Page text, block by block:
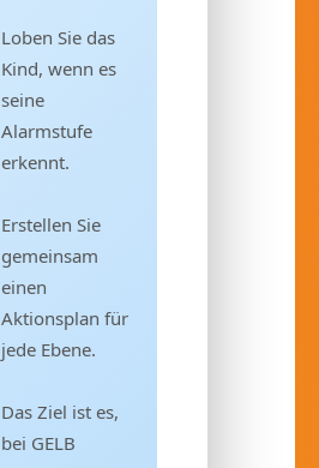
Loben Sie das
Kind, wenn es
seine
Alarmstufe
erkennt.
Erstellen Sie
gemeinsam
einen
Aktionsplan für
jede Ebene.
Das Ziel ist es,
bei GELB